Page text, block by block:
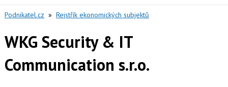
Podnikatel.cz » Rejstřík ekonomických subjektů
WKG Security & IT
Communication s.r.o.